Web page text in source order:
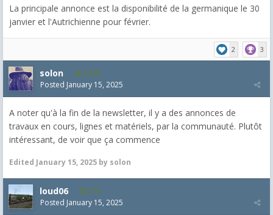
La principale annonce est la disponibilité de la germanique le 30
janvier et l'Autrichienne pour février.
2 3
solon 1,548
Posted January 15, 2025
A noter qu'à la fin de la newsletter, il y a des annonces de
travaux en cours, lignes et matériels, par la communauté. Plutôt
intéressant, de voir que ça commence
Edited January 15, 2025 by solon
loud06 214
Posted January 15, 2025